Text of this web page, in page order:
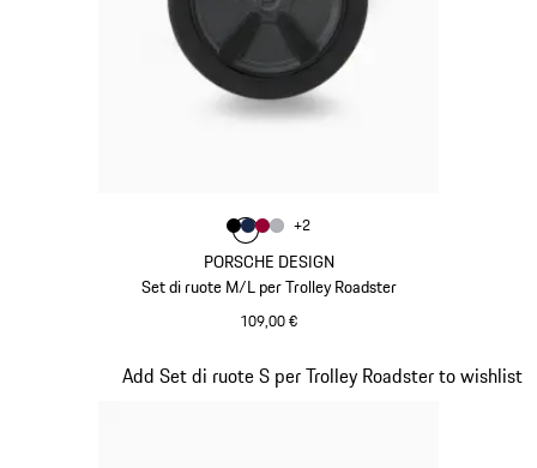
PORSCHE DESIGN
Set di ruote M/L per Trolley Roadster
109,00 €
Colore
ColoreNero
Colore Blu Scuro
Colore
Colore
+2
Add Set di ruote S per Trolley Roadster to wishlist
Diapositiva 19 di 20